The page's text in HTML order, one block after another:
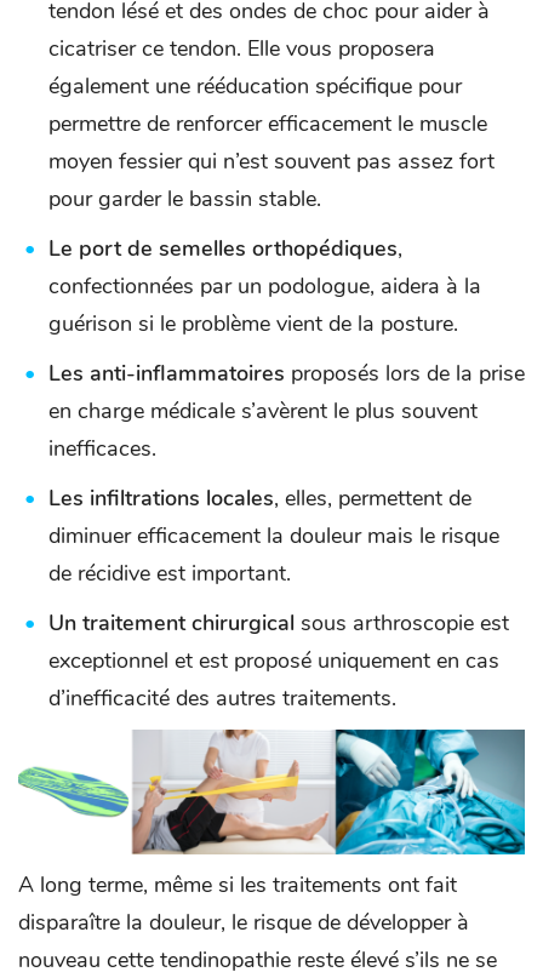
tendon lésé et des ondes de choc pour aider à
cicatriser ce tendon. Elle vous proposera
également une rééducation spécifique pour
permettre de renforcer efficacement le muscle
moyen fessier qui n’est souvent pas assez fort
pour garder le bassin stable.
Le port de semelles orthopédiques,
confectionnées par un podologue, aidera à la
guérison si le problème vient de la posture.
Les anti-inflammatoires proposés lors de la prise
en charge médicale s’avèrent le plus souvent
inefficaces.
Les infiltrations locales, elles, permettent de
diminuer efficacement la douleur mais le risque
de récidive est important.
Un traitement chirurgical sous arthroscopie est
exceptionnel et est proposé uniquement en cas
d’inefficacité des autres traitements.
A long terme, même si les traitements ont fait
disparaître la douleur, le risque de développer à
nouveau cette tendinopathie reste élevé s’ils ne se